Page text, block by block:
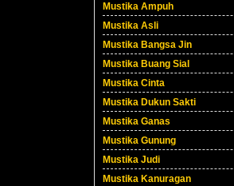
Mustika Ampuh
Mustika Asli
Mustika Bangsa Jin
Mustika Buang Sial
Mustika Cinta
Mustika Dukun Sakti
Mustika Ganas
Mustika Gunung
Mustika Judi
Mustika Kanuragan